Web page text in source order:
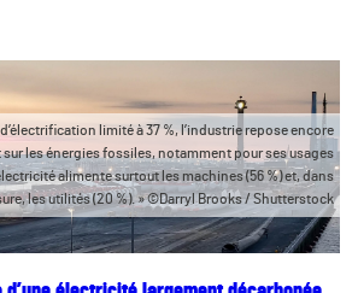
limité à 37 %, l’industrie repose encore
les énergies fossiles, notamment pour ses usages
alimente surtout les machines (56 %) et, dans
les utilités (20 %). » ©Darryl Brooks / Shutterstock